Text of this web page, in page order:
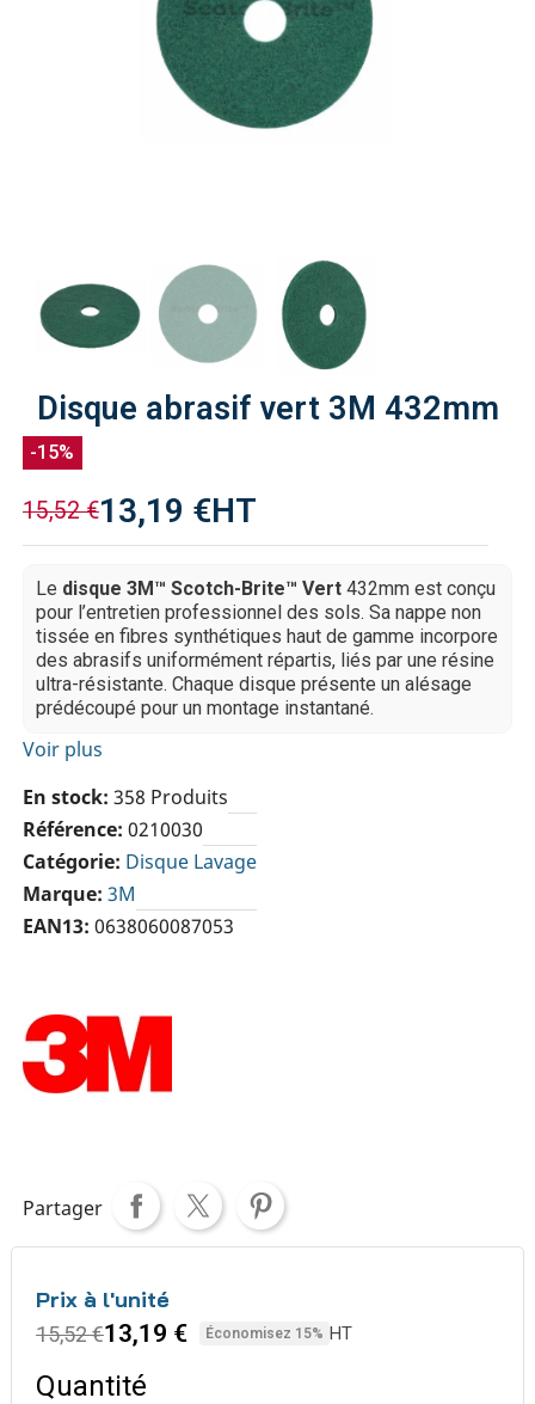
Disque abrasif vert 3M 432mm
-15%
15,52 €13,19 €HT
Le disque 3M™ Scotch-Brite™ Vert432mm est conçu
pour l’entretien professionnel des sols. Sa nappe non
tissée en fibres synthétiques haut de gamme incorpore
des abrasifs uniformément répartis, liés par une résine
ultra-résistante. Chaque disque présente un alésage
prédécoupé pour un montage instantané.
Voir plus
En stock 358 Produits
Référence 0210030
Catégorie Disque Lavage
Marque 3M
EAN13 0638060087053
Partager
Prix à l'unité
15,52 €13,19 € Économisez 15% HT
Quantité